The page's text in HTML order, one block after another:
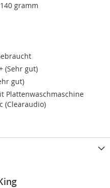
140 gramm
(Sehr gut)
gut)
Plattenwaschmaschine
(Clearaudio)